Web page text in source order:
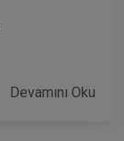
Devamını Oku